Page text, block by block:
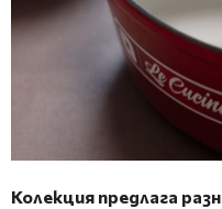
Колекция предлага